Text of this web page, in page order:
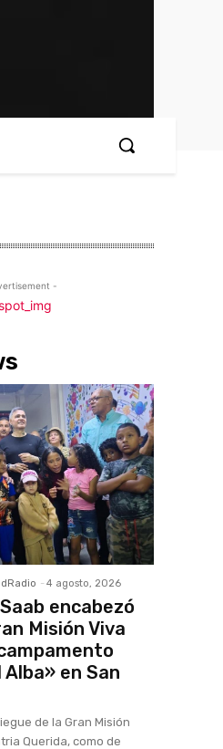
-
- 4 agosto, 2026
encabezó
Misión Viva
en San
de la Gran Misión
Querida, como de